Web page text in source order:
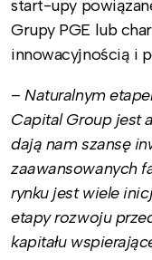
start-upy
Grupy PGE lub
innowacyjnością i
– Naturalnym
Capital Group jest
dają nam szansę
zaawansowanych
rynku jest wiele
etapy rozwoju
kapitału